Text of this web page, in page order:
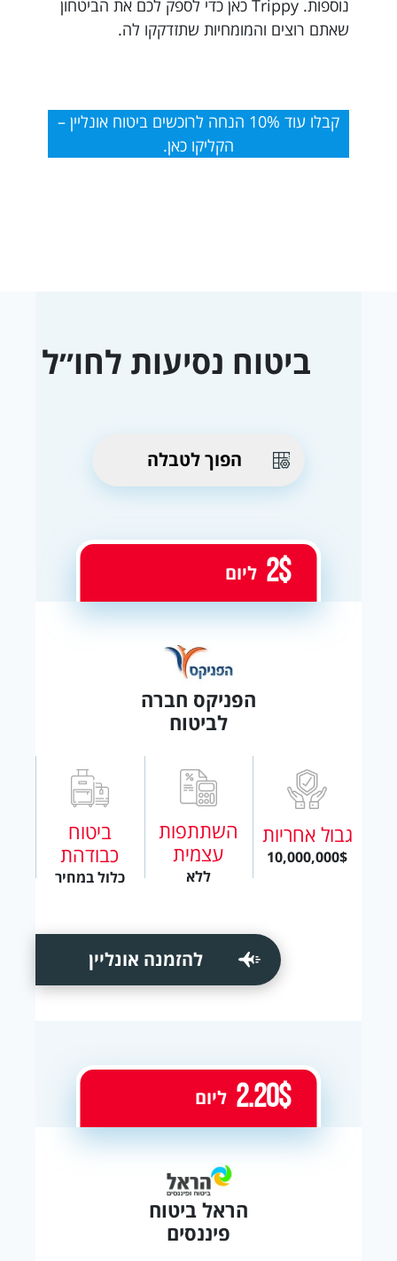
נוספות. Trippy כאן כדי לספק לכם את הביטחון
שאתם רוצים והמומחיות שתזדקקו לה.
קבלו עוד 10% הנחה לרוכשים ביטוח אונליין –
הקליקו כאן.
הפוך לטבלה
ביטוח נסיעות לחו״ל
הפניקס חברה
לביטוח
גבול אחריות
10,000,000$
השתתפות
עצמית
ללא
ביטוח
כבודהת
כלול במחיר
2$ ליום
להזמנה אונליין
הראל ביטוח
פיננסים
2.20$ ליום